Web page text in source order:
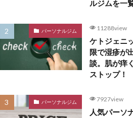
ルジムを一
パーソナルジム 11288view
ケトジェニ
限で湿疹が
談。肌が痒
ストップ！
パーソナルジム 7927view
人気パーソ